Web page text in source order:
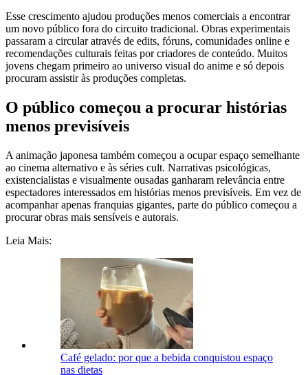
Esse crescimento ajudou produções menos comerciais a encontrar
um novo público fora do circuito tradicional. Obras experimentais
passaram a circular através de edits, fóruns, comunidades online e
recomendações culturais feitas por criadores de conteúdo. Muitos
jovens chegam primeiro ao universo visual do anime e só depois
procuram assistir às produções completas.
O público começou a procurar histórias
menos previsíveis
A animação japonesa também começou a ocupar espaço semelhante
ao cinema alternativo e às séries cult. Narrativas psicológicas,
existencialistas e visualmente ousadas ganharam relevância entre
espectadores interessados em histórias menos previsíveis. Em vez de
acompanhar apenas franquias gigantes, parte do público começou a
procurar obras mais sensíveis e autorais.
Leia Mais:
Café gelado: por que a bebida conquistou espaço
nas dietas